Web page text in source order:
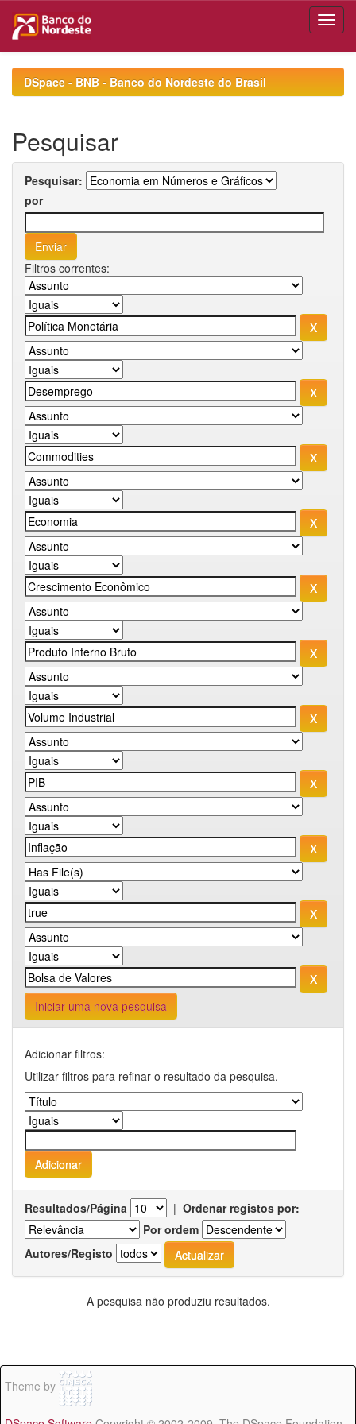
navigationDSpace - BNB - Banco do Nordeste do Brasil
Pesquisar
Pesquisar:
por
Filtros correntes:
Iniciar uma nova pesquisa
Adicionar filtros:
Utilizar filtros para refinar o resultado da pesquisa.
Resultados/Página | Ordenar registos por:
Por ordem
Autores/Registo
A pesquisa não produziu resultados.
Theme by